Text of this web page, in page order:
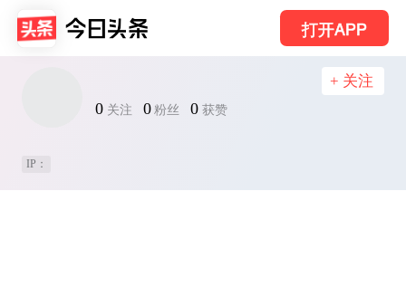
打开APP
0 关注 0 粉丝 0 获赞
+ 关注
IP：